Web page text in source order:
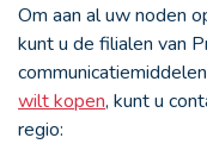
Om aan al uw noden
kunt u de filialen van
wilt kopen, kunt u
regio: